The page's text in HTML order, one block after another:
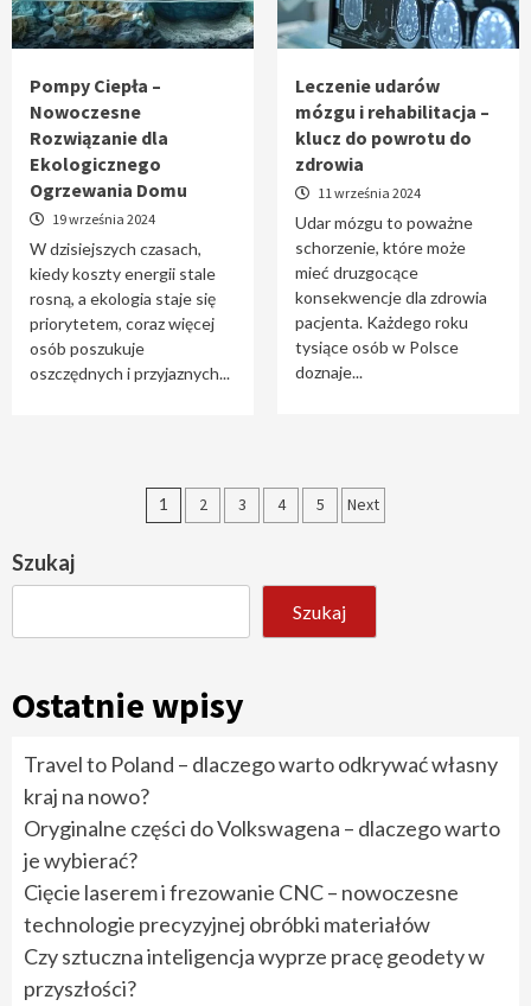
Pompy Ciepła –
Nowoczesne
Rozwiązanie dla
Ekologicznego
Ogrzewania Domu
19 września 2024
W dzisiejszych czasach,
kiedy koszty energii stale
rosną, a ekologia staje się
priorytetem, coraz więcej
osób poszukuje
oszczędnych i przyjaznych...
Leczenie udarów
mózgu i rehabilitacja –
klucz do powrotu do
zdrowia
11 września 2024
Udar mózgu to poważne
schorzenie, które może
mieć druzgocące
konsekwencje dla zdrowia
pacjenta. Każdego roku
tysiące osób w Polsce
doznaje...
Stronicowanie
1 2 3 4 5 Next
Szukaj
Szukaj
Ostatnie wpisy
Travel to Poland – dlaczego warto odkrywać własny
kraj na nowo?
Oryginalne części do Volkswagena – dlaczego warto
je wybierać?
Cięcie laserem i frezowanie CNC – nowoczesne
technologie precyzyjnej obróbki materiałów
Czy sztuczna inteligencja wyprze pracę geodety w
przyszłości?